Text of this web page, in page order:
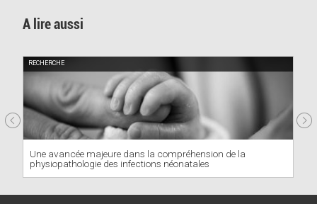
A lire aussi
de la
Pourquoi les femmes enceintes sont-elles
contre la grippe ?